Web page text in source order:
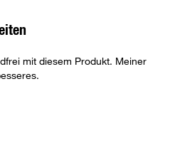
mit diesem Produkt. Meiner